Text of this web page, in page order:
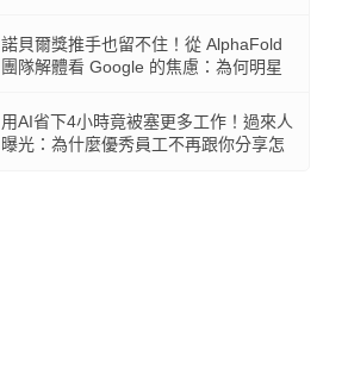
諾貝爾獎推手也留不住！從 AlphaFold
團隊解體看 Google 的焦慮：為何明星
用AI省下4小時竟被塞更多工作！過來人
曝光：為什麼優秀員工不再跟你分享怎